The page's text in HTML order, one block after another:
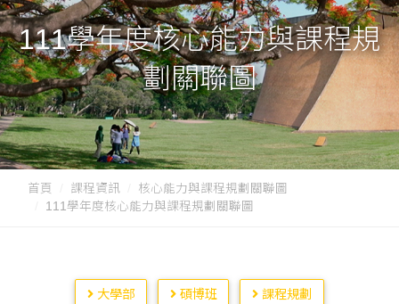
111學年度核心能力與課程規
劃關聯圖
首頁 課程資訊
核心能力與課程規劃關聯圖
111學年度核心能力與課程規劃關聯圖
大學部 碩博班 課程規劃